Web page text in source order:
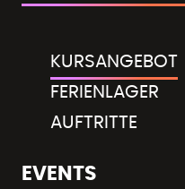
KURSANGEBOT
FERIENLAGER
AUFTRITTE
EVENTS